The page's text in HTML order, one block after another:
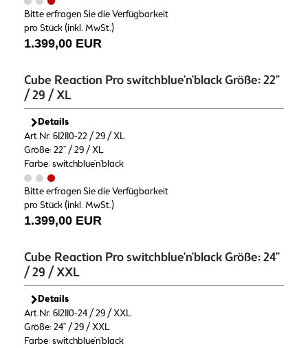
Bitte erfragen Sie die Verfügbarkeit
pro Stück (inkl. MwSt.)
1.399,00 EUR
Cube Reaction Pro switchblue'n'black Größe: 22"
/ 29 / XL
Details
Art.Nr. 612110-22 / 29 / XL
Größe: 22" / 29 / XL
Farbe: switchblue'n'black
Bitte erfragen Sie die Verfügbarkeit
pro Stück (inkl. MwSt.)
1.399,00 EUR
Cube Reaction Pro switchblue'n'black Größe: 24"
/ 29 / XXL
Details
Art.Nr. 612110-24 / 29 / XXL
Größe: 24" / 29 / XXL
Farbe: switchblue'n'black